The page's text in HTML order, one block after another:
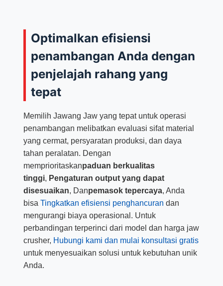
Optimalkan efisiensi
penambangan Anda dengan
penjelajah rahang yang
tepat
Memilih Jawang Jaw yang tepat untuk operasi
penambangan melibatkan evaluasi sifat material
yang cermat, persyaratan produksi, dan daya
tahan peralatan. Dengan
memprioritaskanpaduan berkualitas
tinggi, Pengaturan output yang dapat
disesuaikan, Danpemasok tepercaya, Anda
bisa Tingkatkan efisiensi penghancuran dan
mengurangi biaya operasional. Untuk
perbandingan terperinci dari model dan harga jaw
crusher, Hubungi kami dan mulai konsultasi gratis
untuk menyesuaikan solusi untuk kebutuhan unik
Anda.